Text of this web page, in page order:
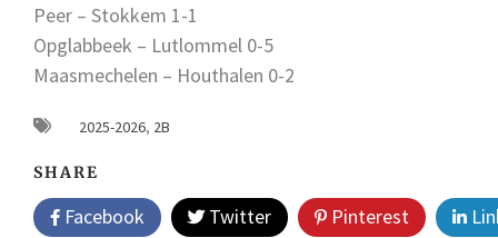
Peer – Stokkem 1-1
Opglabbeek – Lutlommel 0-5
Maasmechelen – Houthalen 0-2
2025-2026, 2B
SHARE
Facebook Twitter Pinterest